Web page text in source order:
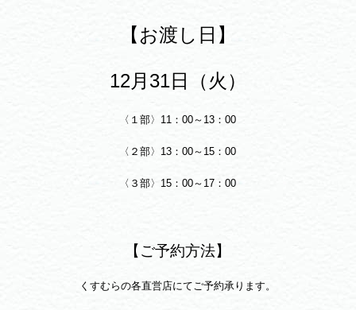
【お渡し日】
12月31日（火）
〈１部〉11：00～13：00
〈２部〉13：00～15：00
〈３部〉15：00～17：00
【ご予約方法】
くすむらの各直営店にてご予約承ります。